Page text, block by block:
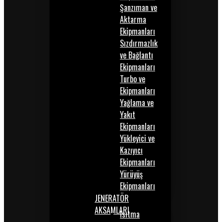
Şanzıman ve
Aktarma
Ekipmanları
Sızdırmazlık
ve Bağlantı
Ekipmanları
Turbo ve
Ekipmanları
Yağlama ve
Yakıt
Ekipmanları
Yükleyici ve
Kazıyıcı
Ekipmanları
Yürüyüş
Ekipmanları
JENERATÖR
AKSAMLARIIsıtma